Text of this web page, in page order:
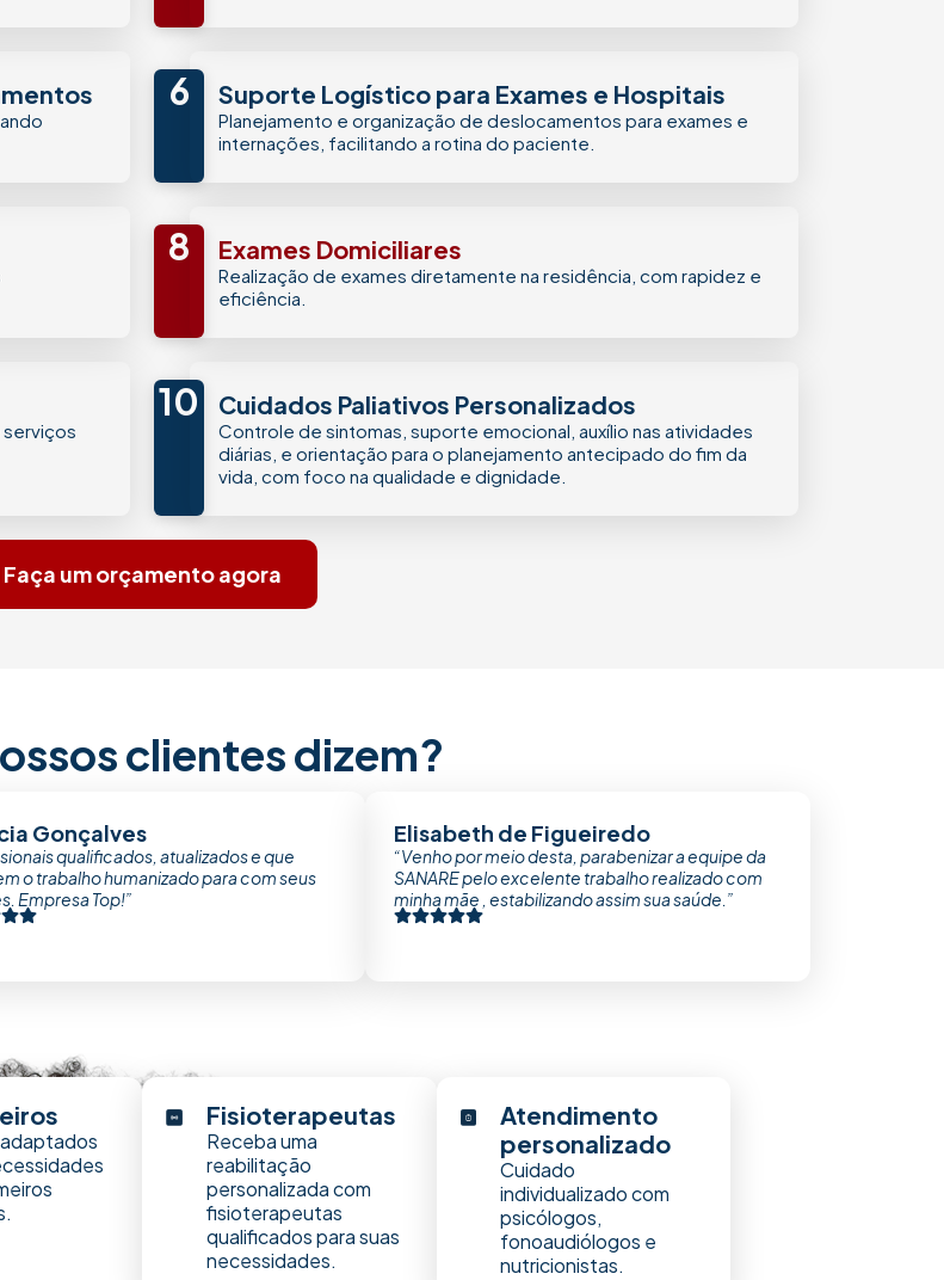
6 Suporte Logístico para Exames e Hospitais
Planejamento e organização de deslocamentos para exames e
internações, facilitando a rotina do paciente.
8 Exames Domiciliares
Realização de exames diretamente na residência, com rapidez e
eficiência.
10 Cuidados Paliativos Personalizados
Controle de sintomas, suporte emocional, auxílio nas atividades
diárias, e orientação para o planejamento antecipado do fim da
vida, com foco na qualidade e dignidade.
Faça um orçamento agora
clientes dizem?
Gonçalves
qualificados, atualizados e que
o trabalho humanizado para com seus
Empresa Top!”
Elisabeth de Figueiredo
“Venho por meio desta, parabenizar a equipe da
SANARE pelo excelente trabalho realizado com
minha mãe , estabilizando assim sua saúde.”
Fisioterapeutas
Receba uma
reabilitação
personalizada com
fisioterapeutas
qualificados para suas
necessidades.
Atendimento
personalizado
Cuidado
individualizado com
psicólogos,
fonoaudiólogos e
nutricionistas.